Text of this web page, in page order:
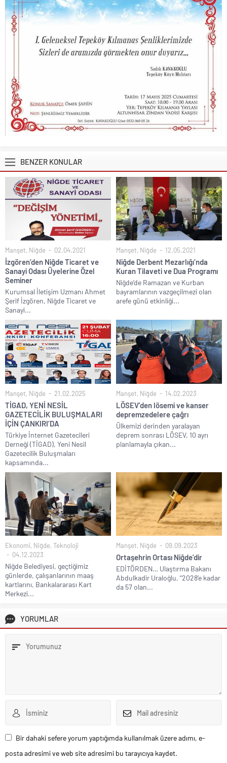
BENZER KONULAR
Manşet, Niğde 02.04.2021
İzgören’den Niğde Ticaret ve
Sanayi Odası Üyelerine Özel
Seminer
Kurumsal İletişim Uzmanı Ahmet
Şerif İzgören, Niğde Ticaret ve
Sanayi...
Manşet, Niğde 12.05.2021
Niğde Derbent Mezarlığı’nda
Kuran Tilaveti ve Dua Programı
Niğde’de Ramazan ve Kurban
bayramlarının vazgeçilmezi olan
arefe günü etkinliği...
Manşet, Niğde 21.02.2025
TİGAD, YENİ NESİL
GAZETECİLİK BULUŞMALARI
İÇİN ÇANKIRI’DA
Türkiye İnternet Gazetecileri
Derneği (TİGAD), Yeni Nesil
Gazetecilik Buluşmaları
kapsamında...
Manşet, Niğde 14.02.2023
LÖSEV’den lösemi ve kanser
depremzedelere çağrı
Ülkemizi derinden yaralayan
deprem sonrası LÖSEV, 10 ayrı
planlamayla çıkan...
Ekonomi, Niğde, Teknoloji
04.12.2023
Niğde Belediyesi, geçtiğimiz
günlerde, çalışanlarının maaş
kartlarını, Bankalararası Kart
Merkezi...
Manşet, Niğde 09.09.2023
Ortaşehrin Ortası Niğde’dir
EDİTÖRDEN… Ulaştırma Bakanı
Abdulkadir Uraloğlu, “2028’e kadar
da 57 olan...
YORUMLAR
Bir dahaki sefere yorum yaptığımda kullanılmak üzere adımı, e-
posta adresimi ve web site adresimi bu tarayıcıya kaydet.